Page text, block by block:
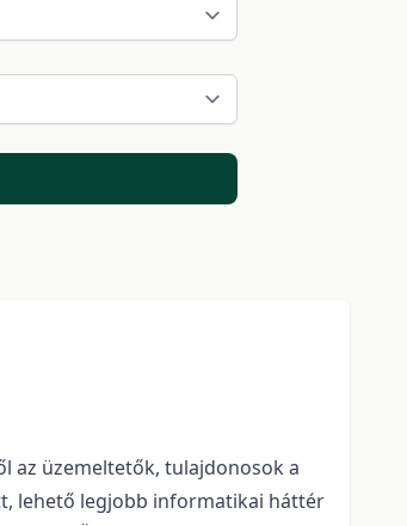
az üzemeltetők, tulajdonosok a
lehető legjobb informatikai háttér